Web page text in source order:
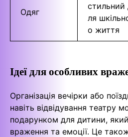
Одяг
стильний
ля
о життя
Ідеї для особливих
Організація вечірки або
навіть відвідування театру
подарунком для дитини,
враження та емоції. Це